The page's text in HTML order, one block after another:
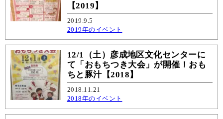
【2019】
2019.9.5
2019年のイベント
12/1（土）彦成地区文化センターに
て「おもちつき大会」が開催！おも
ちと豚汁【2018】
2018.11.21
2018年のイベント